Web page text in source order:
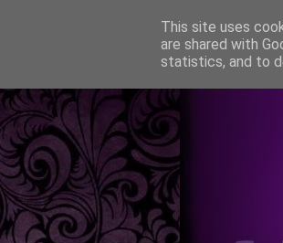
This site uses
are shared with
statistics, and to